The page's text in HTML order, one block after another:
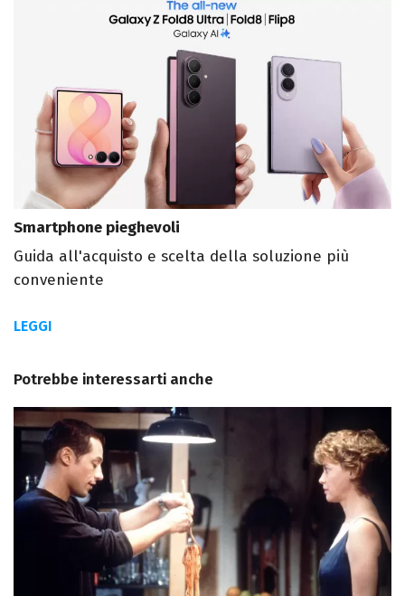
Smartphone pieghevoli
Guida all'acquisto e scelta della soluzione più
conveniente
LEGGI
Potrebbe interessarti anche